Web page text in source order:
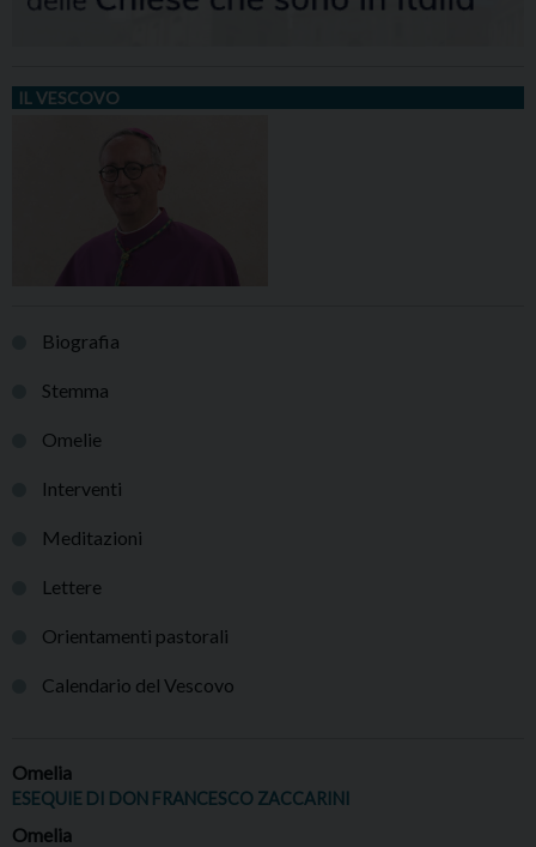
IL VESCOVO
Biografia
Stemma
Omelie
Interventi
Meditazioni
Lettere
Orientamenti pastorali
Calendario del Vescovo
Omelia
ESEQUIE DI DON FRANCESCO ZACCARINI
Omelia